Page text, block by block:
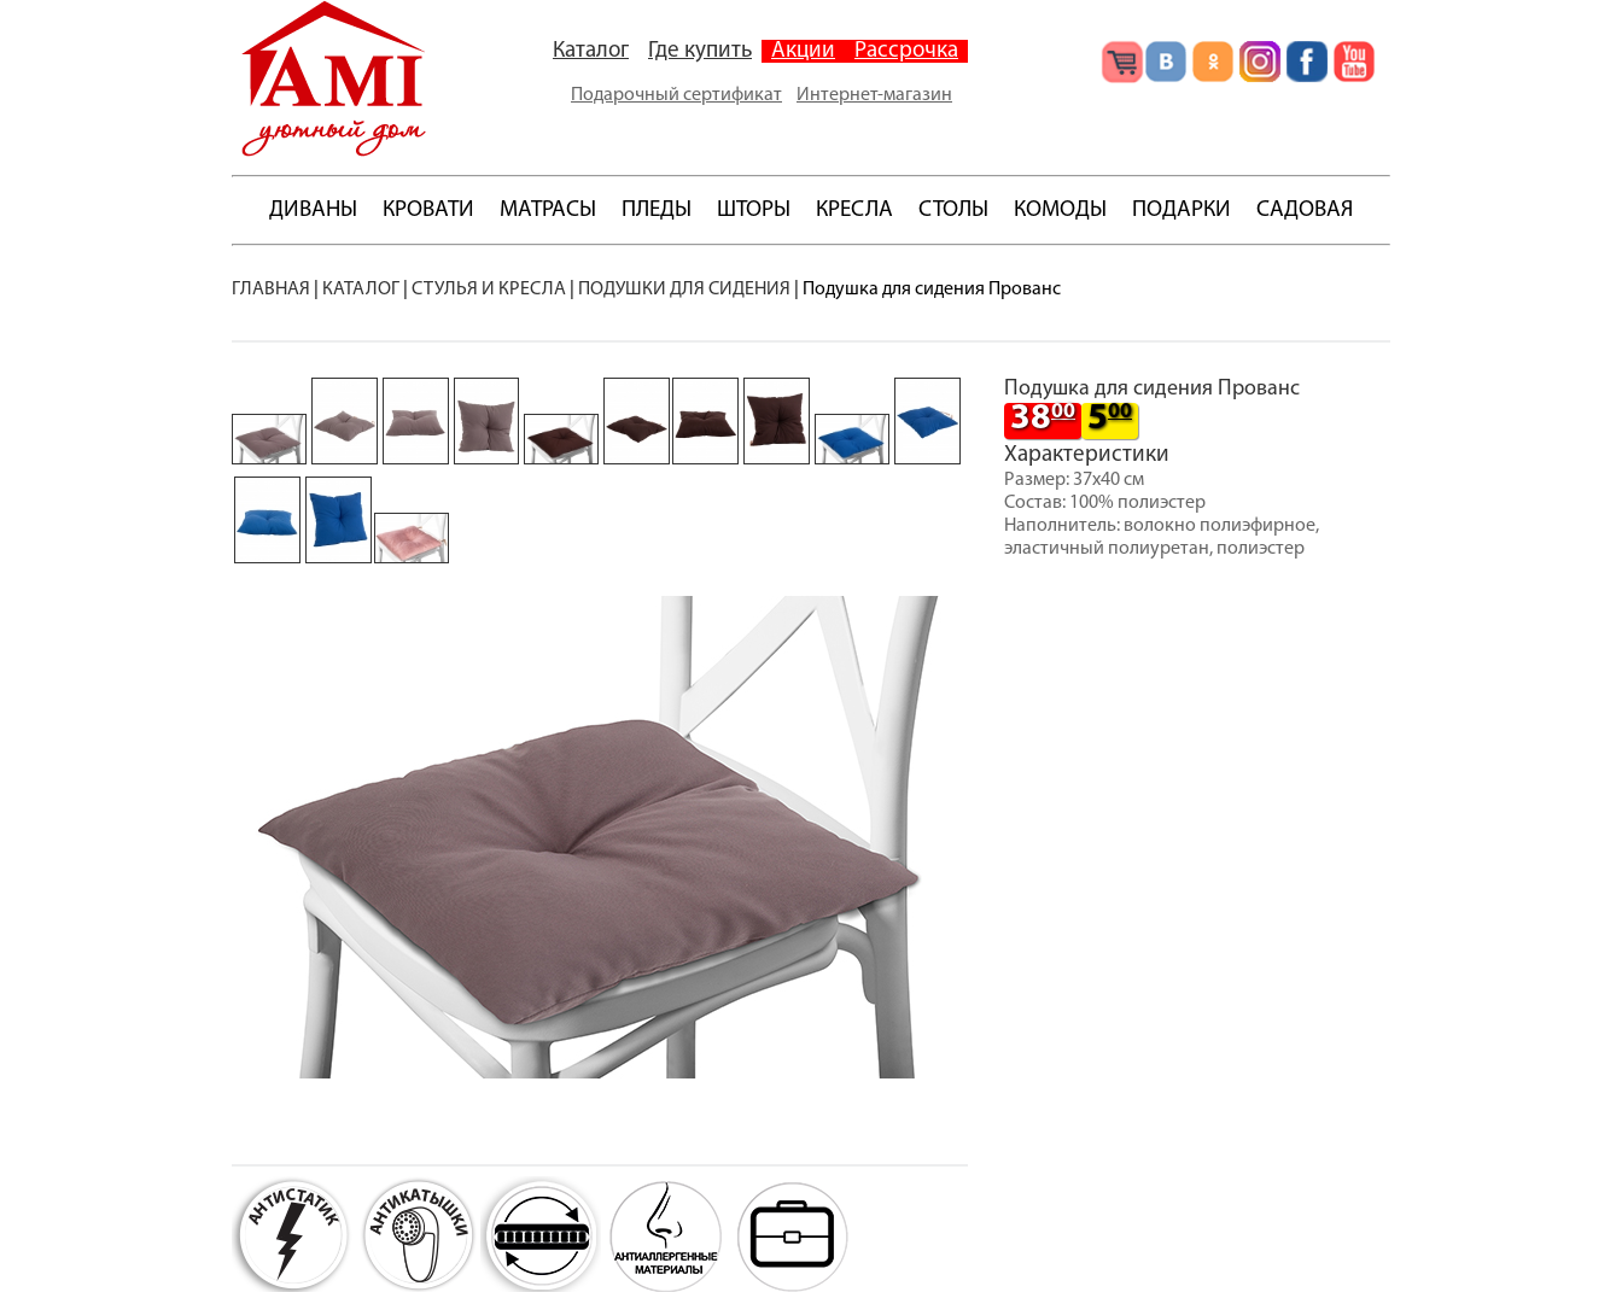
Каталог Где купить Акции Рассрочка
Подарочный сертификат Интернет-магазин
ДИВАНЫ КРОВАТИ МАТРАСЫ ПЛЕДЫ ШТОРЫ КРЕСЛА СТОЛЫ КОМОДЫ ПОДАРКИ САДОВАЯ
ГЛАВНАЯ КАТАЛОГ СТУЛЬЯ И КРЕСЛА ПОДУШКИ ДЛЯ СИДЕНИЯ Подушка для сидения Прованс
Подушка для сидения Прованс
3800 500
Характеристики
Размер: 37х40 см
Состав: 100% полиэстер
Наполнитель: волокно полиэфирное,
эластичный полиуретан, полиэстер